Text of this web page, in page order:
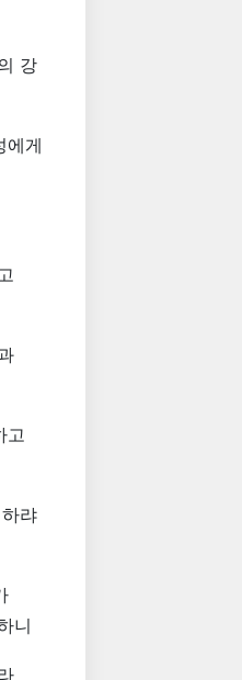
강
에게
고
랴
니